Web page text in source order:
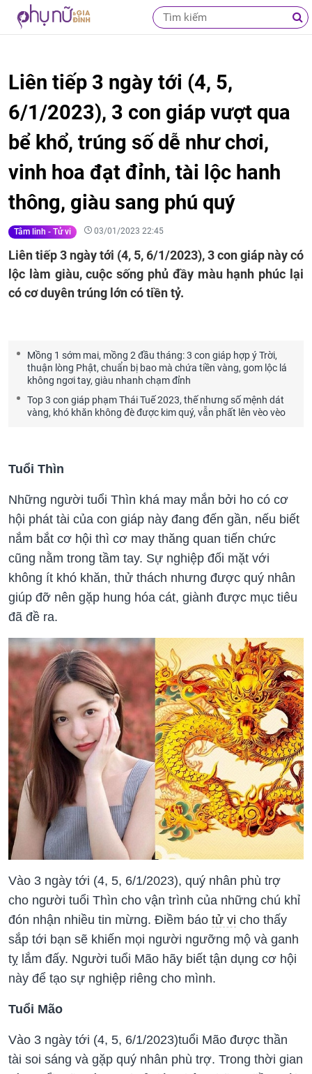
Liên tiếp 3 ngày tới (4, 5,
6/1/2023), 3 con giáp vượt qua
bể khổ, trúng số dễ như chơi,
vinh hoa đạt đỉnh, tài lộc hanh
thông, giàu sang phú quý
Tâm linh - Tử vi 03/01/2023 22:45
Liên tiếp 3 ngày tới (4, 5, 6/1/2023), 3 con giáp này có
lộc làm giàu, cuộc sống phủ đầy màu hạnh phúc lại
có cơ duyên trúng lớn có tiền tỷ.
Mồng 1 sớm mai, mồng 2 đầu tháng: 3 con giáp hợp ý Trời,
thuận lòng Phật, chuẩn bị bao mà chứa tiền vàng, gom lộc lá
không ngơi tay, giàu nhanh chạm đỉnh
Top 3 con giáp phạm Thái Tuế 2023, thế nhưng số mệnh dát
vàng, khó khăn không đè được kim quý, vẫn phất lên vèo vèo
Tuổi Thìn
Những người tuổi Thìn khá may mắn bởi ho có cơ
hội phát tài của con giáp này đang đến gần, nếu biết
nắm bắt cơ hội thì cơ may thăng quan tiến chức
cũng nằm trong tầm tay. Sự nghiệp đối mặt với
không ít khó khăn, thử thách nhưng được quý nhân
giúp đỡ nên gặp hung hóa cát, giành được mục tiêu
đã đề ra.
Vào 3 ngày tới (4, 5, 6/1/2023), quý nhân phù trợ
cho người tuổi Thìn cho vận trình của những chú khỉ
đón nhận nhiều tin mừng. Điềm báo tử vi cho thấy
sắp tới bạn sẽ khiến mọi người ngưỡng mộ và ganh
tỵ lắm đấy. Người tuổi Mão hãy biết tận dụng cơ hội
này để tạo sự nghiệp riêng cho mình.
Tuổi Mão
Vào 3 ngày tới (4, 5, 6/1/2023)tuổi Mão được thần
tài soi sáng và gặp quý nhân phù trợ. Trong thời gian